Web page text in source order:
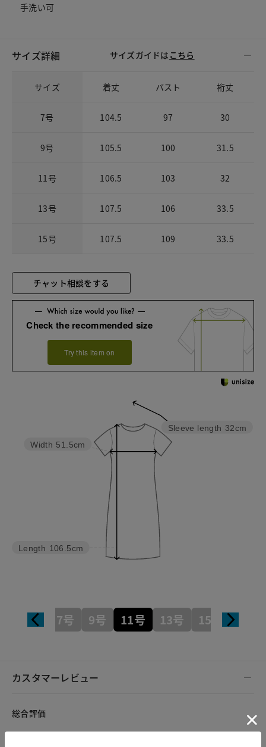
手洗い可
サイズ詳細 サイズガイドは こちら
サイズ 着丈 バスト 裄丈
7号 104.5 97 30
9号 105.5 100 31.5
11号 106.5 103 32
13号 107.5 106 33.5
15号 107.5 109 33.5
チャット相談をする
Check the recommended size
Try this item on
Sleeve length 32cm
Length 106.5cm
Width 51.5cm
7号 9号 11号 13号 15号
カスタマーレビュー
総合評価